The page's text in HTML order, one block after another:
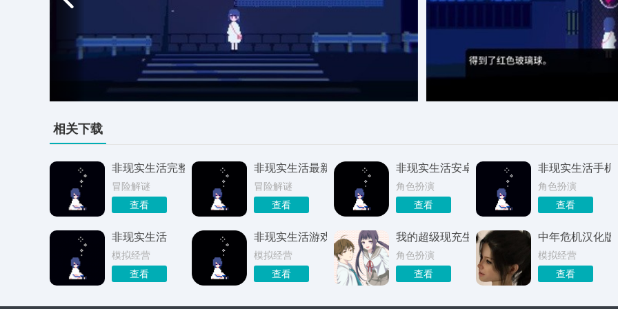
相关下载
非现实生活完整版
冒险解谜
查看
非现实生活最新版
冒险解谜
查看
非现实生活安卓版
角色扮演
查看
非现实生活手机
角色扮演
查看
非现实生活
模拟经营
查看
非现实生活游戏正式版
模拟经营
查看
我的超级现充生活汉化版
角色扮演
查看
中年危机汉化版
模拟经营
查看